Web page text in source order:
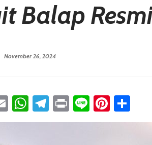
Balap
November 26, 2024
EmailWhatsApp
Telegram
PrintLine